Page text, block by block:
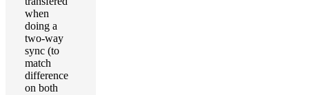
when
doing a
two-way
sync (to
match
difference
on both